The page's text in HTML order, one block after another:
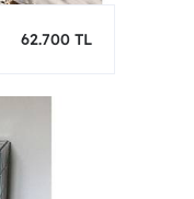
62.700 TL